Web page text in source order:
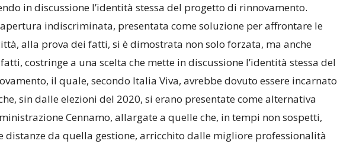
in discussione l’identità stessa del progetto di rinnovamento.
indiscriminata, presentata come soluzione per affrontare le
alla prova dei fatti, si è dimostrata non solo forzata, ma anche
costringe a una scelta che mette in discussione l’identità stessa del
il quale, secondo Italia Viva, avrebbe dovuto essere incarnato
sin dalle elezioni del 2020, si erano presentate come alternativa
Cennamo, allargate a quelle che, in tempi non sospetti,
distanze da quella gestione, arricchito dalle migliore professionalità